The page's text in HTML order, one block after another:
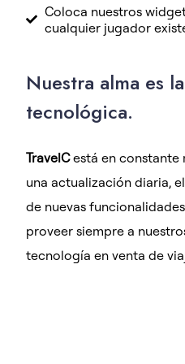
Coloca nuestros
cualquier jugador
Nuestra alma es
tecnológica.
TravelCestá en constante
una actualización diaria,
de nuevas
proveer siempre a
tecnología en venta de